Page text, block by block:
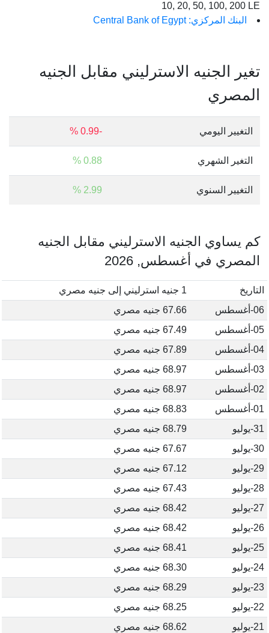
10, 20, 50, 100, 200 LE
البنك المركزي: Central Bank of Egypt
تغير الجنيه الاسترليني مقابل الجنيه
المصري
التغيير اليومي -0.99 %
التغير الشهري 0.88 %
التغيير السنوي 2.99 %
كم يساوي الجنيه الاسترليني مقابل الجنيه
المصري في أغسطس, 2026
التاريخ
1 جنيه استرليني إلى جنيه مصري
06-أغسطس
67.66 جنيه مصري
05-أغسطس
67.49 جنيه مصري
04-أغسطس
67.89 جنيه مصري
03-أغسطس
68.97 جنيه مصري
02-أغسطس
68.97 جنيه مصري
01-أغسطس
68.83 جنيه مصري
31-يوليو
68.79 جنيه مصري
30-يوليو
67.67 جنيه مصري
29-يوليو
67.12 جنيه مصري
28-يوليو
67.43 جنيه مصري
27-يوليو
68.42 جنيه مصري
26-يوليو
68.42 جنيه مصري
25-يوليو
68.41 جنيه مصري
24-يوليو
68.30 جنيه مصري
23-يوليو
68.29 جنيه مصري
22-يوليو
68.25 جنيه مصري
21-يوليو
68.62 جنيه مصري